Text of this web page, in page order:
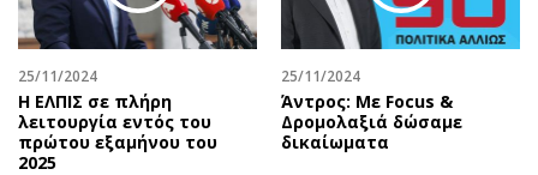
25/11/2024
Η ΕΛΠΙΣ σε πλήρη
λειτουργία εντός του
πρώτου εξαμήνου του
2025
25/11/2024
Άντρος: Με Focus &
Δρομολαξιά δώσαμε
δικαίωματα